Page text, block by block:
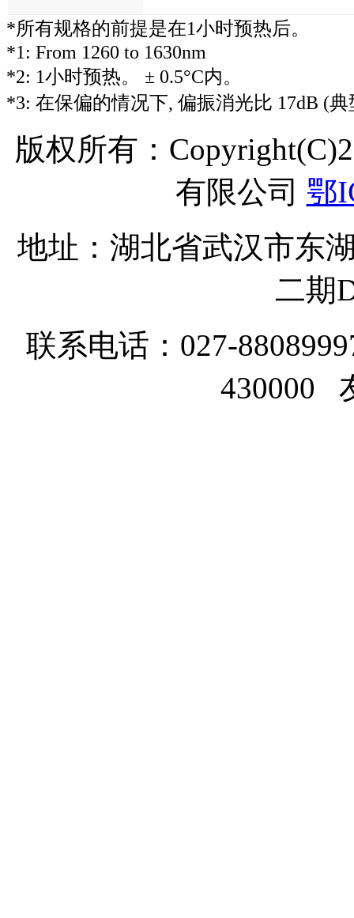
*所有规格的前提是在1小时预热后。
*1: From 1260 to 1630nm
*2: 1小时预热。 ± 0.5°C内。
*3: 在保偏的情况下, 偏振消光比 17dB (
版权所有：
有限公司 鄂
地址：湖北省武汉市东
二期
联系电话：027-
430000